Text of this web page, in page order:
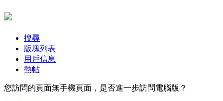
搜尋
版塊列表
用戶信息
熱帖
您訪問的頁面無手機頁面，是否進一步訪問電腦版？